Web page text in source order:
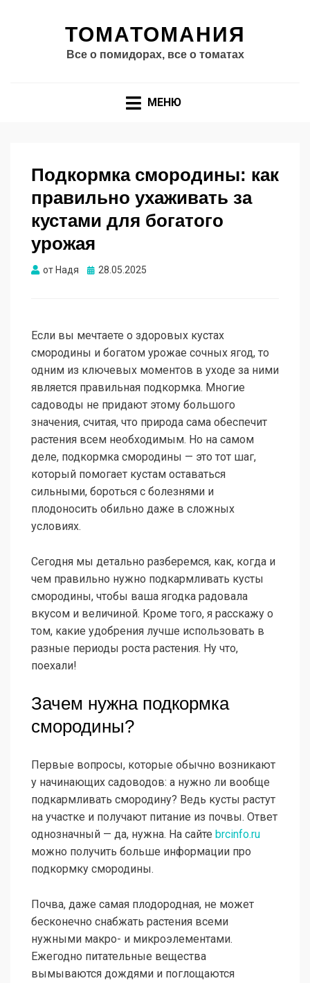
ТОМАТОМАНИЯ
Все о помидорах, все о томатах
МЕНЮ
Подкормка смородины: как
правильно ухаживать за
кустами для богатого
урожая
от Надя Опубликовано
28.05.2025
Если вы мечтаете о здоровых кустах
смородины и богатом урожае сочных ягод, то
одним из ключевых моментов в уходе за ними
является правильная подкормка. Многие
садоводы не придают этому большого
значения, считая, что природа сама обеспечит
растения всем необходимым. Но на самом
деле, подкормка смородины — это тот шаг,
который помогает кустам оставаться
сильными, бороться с болезнями и
плодоносить обильно даже в сложных
условиях.
Сегодня мы детально разберемся, как, когда и
чем правильно нужно подкармливать кусты
смородины, чтобы ваша ягодка радовала
вкусом и величиной. Кроме того, я расскажу о
том, какие удобрения лучше использовать в
разные периоды роста растения. Ну что,
поехали!
Зачем нужна подкормка
смородины?
Первые вопросы, которые обычно возникают
у начинающих садоводов: а нужно ли вообще
подкармливать смородину? Ведь кусты растут
на участке и получают питание из почвы. Ответ
однозначный — да, нужна. На сайте brcinfo.ru
можно получить больше информации про
подкормку смородины.
Почва, даже самая плодородная, не может
бесконечно снабжать растения всеми
нужными макро- и микроэлементами.
Ежегодно питательные вещества
вымываются дождями и поглощаются